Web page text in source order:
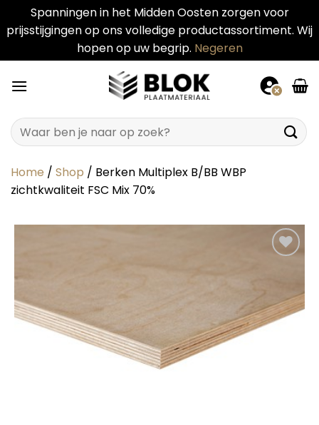
Spanningen in het Midden Oosten zorgen voor
prijsstijgingen op ons volledige productassortiment. Wij
hopen op uw begrip. Negeren
naar
Zoeken
naar:
Home / Shop / Berken Multiplex B/BB WBP
zichtkwaliteit FSC Mix 70%